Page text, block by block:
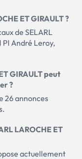
ET GIRAULT ?
de SELARL
Pl André Leroy,
GIRAULT peut
?
26 annonces
LAROCHE ET
actuellement